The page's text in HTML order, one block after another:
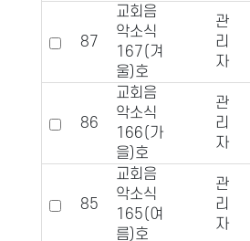
87
교회음
악소식
167(겨
울)호
관
리
자
86
교회음
악소식
166(가
을)호
관
리
자
85
교회음
악소식
165(여
름)호
관
리
자